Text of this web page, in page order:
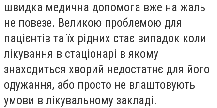
швидка медична допомога вже на жаль
не повезе. Великою проблемою для
пацієнтів та їх рідних стає випадок коли
лікування в стаціонарі в якому
знаходиться хворий недостатнє для його
одужання, або просто не влаштовують
умови в лікувальному закладі.